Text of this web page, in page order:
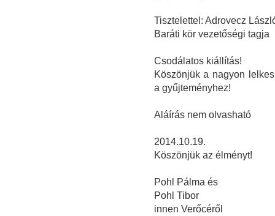
Tisztelettel: Adrovecz
Baráti kör vezetőségi tagja
Csodálatos kiállítás!
Köszönjük a nagyon
a gyűjteményhez!
Aláírás nem olvasható
2014.10.19.
Köszönjük az élményt!
Pohl Pálma és
Pohl Tibor
innen Verőcéről